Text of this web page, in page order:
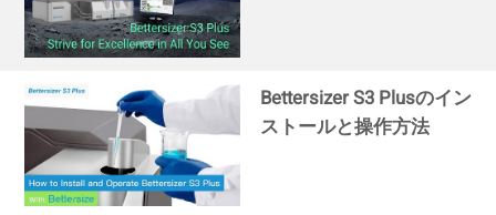
Bettersizer S3 Plusのイン
ストールと操作方法